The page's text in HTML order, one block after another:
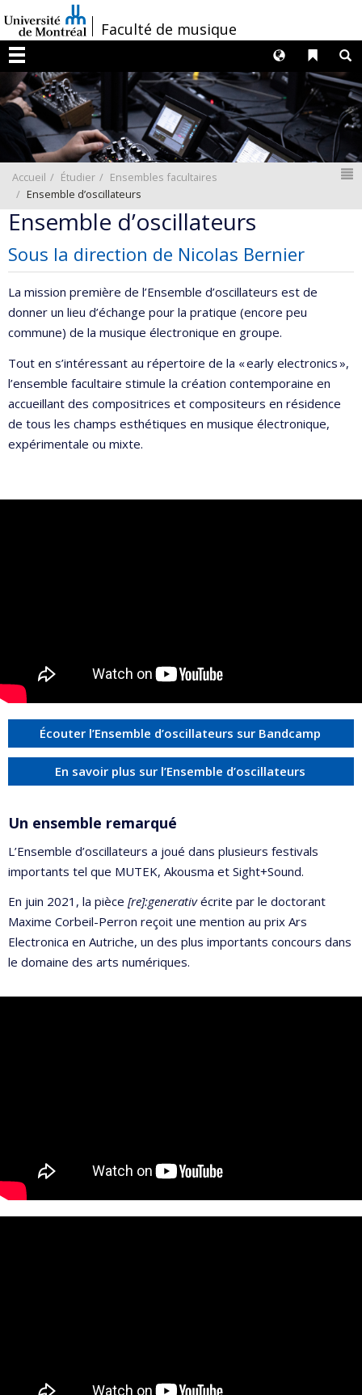
au
contenu
/Faculté de musique
Menu
Liens
Langues
Accueil Étudier
Ensembles facultaires
Ensemble d’oscillateurs
Ensemble d’oscillateurs
Sous la direction de Nicolas Bernier
La mission première de l’Ensemble d’oscillateurs est de
donner un lieu d’échange pour la pratique (encore peu
commune) de la musique électronique en groupe.
Tout en s’intéressant au répertoire de la « early electronics »,
l’ensemble facultaire stimule la création contemporaine en
accueillant des compositrices et compositeurs en résidence
de tous les champs esthétiques en musique électronique,
expérimentale ou mixte.
Écouter l’Ensemble d’oscillateurs sur Bandcamp
En savoir plus sur l’Ensemble d’oscillateurs
Un ensemble remarqué
L’Ensemble d’oscillateurs a joué dans plusieurs festivals
importants tel que MUTEK, Akousma et Sight+Sound.
En juin 2021, la pièce [re]:generativécrite par le doctorant
Maxime Corbeil-Perron reçoit une mention au prix Ars
Electronica en Autriche, un des plus importants concours dans
le domaine des arts numériques.